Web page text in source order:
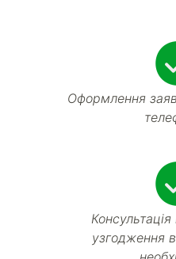
Оформлення
узгодження